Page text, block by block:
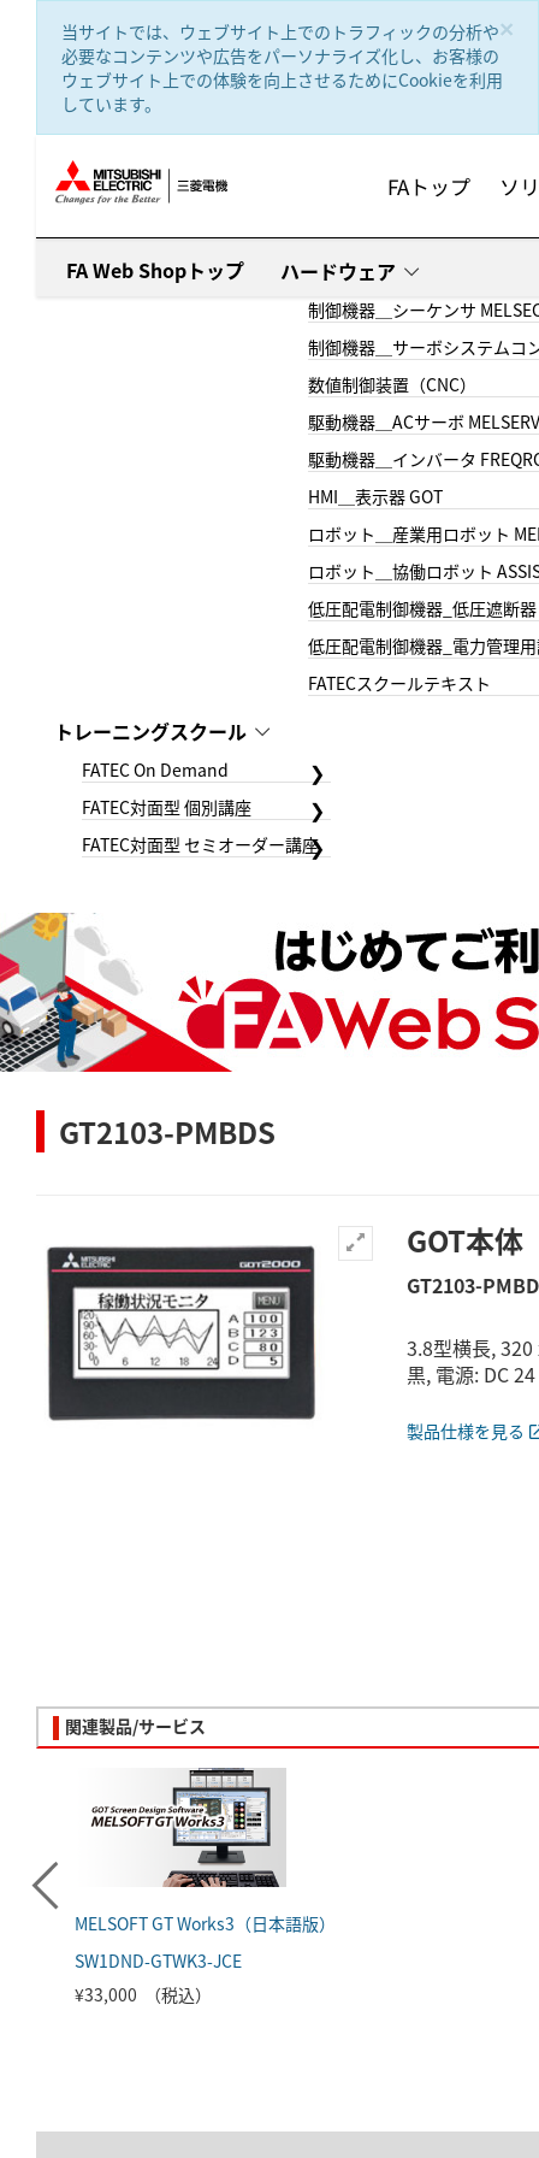
×
当サイトでは、ウェブサイト上でのトラフィックの分析や
必要なコンテンツや広告をパーソナライズ化し、お客様の
ウェブサイト上での体験を向上させるためにCookieを利用
しています。
FAトップ ソ
FA Web Shopトップ ハードウェア
制御機器＿シーケンサ
制御機器＿サーボシステムコ
数値制御装置（CNC）
駆動機器＿ACサーボ
駆動機器＿インバータ
HMI＿表示器 GOT
ロボット＿産業用ロボット
ロボット＿協働ロボット
低圧配電制御機器_低圧遮断器
低圧配電制御機器_電力管理
FATECスクールテキスト
トレーニングスクール
FATEC On Demand
FATEC対面型 個別講座
FATEC対面型 セミオーダー講座
GT2103-PMBDS
GOT本体
GT2103-
3.8型横長,
黒, 電源: DC 24
製品仕様を見る
関連製品/サービス
MELSOFT GT Works3（日本語版）
SW1DND-GTWK3-JCE
¥33,000 （税込）